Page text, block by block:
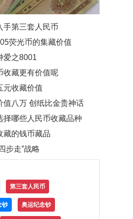
手第三套人民币
荧光币的集藏价值
爱之8001
收藏更有价值呢
元收藏价值
值八万 创纸比金贵神话
择哪些人民币收藏品种
藏的钱币藏品
步走”战略
第三套人民币
钞 奥运纪念钞